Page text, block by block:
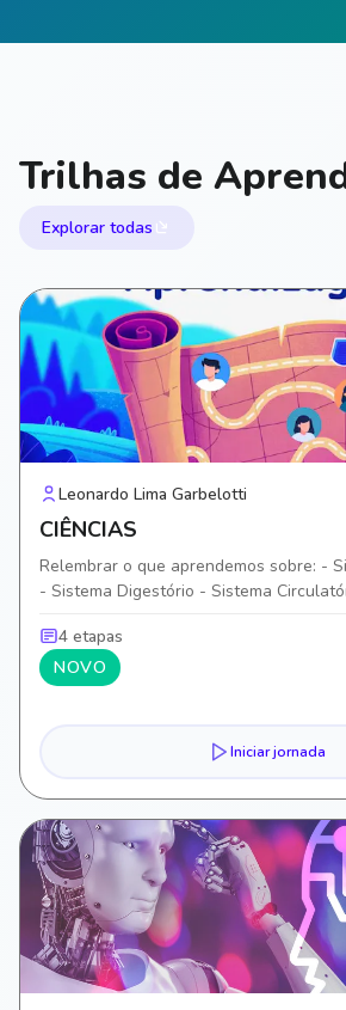
Trilhas de
Explorar todas
Leonardo Lima Garbelotti
CIÊNCIAS
Relembrar o que aprendemos sobre: -
- Sistema Digestório - Sistema
4 etapas
NOVO
Iniciar jornada